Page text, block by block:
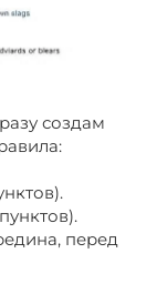
создам
перед